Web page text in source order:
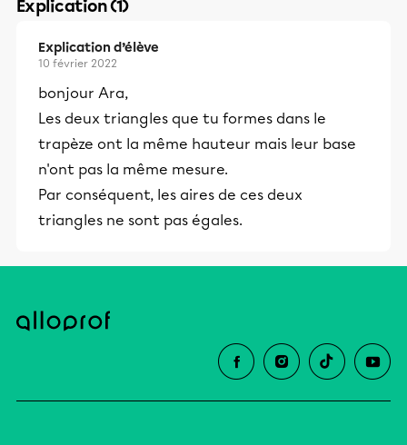
Explication (1)
Explication d’élève
10 février 2022
bonjour Ara,
Les deux triangles que tu formes dans le
trapèze ont la même hauteur mais leur base
n'ont pas la même mesure.
Par conséquent, les aires de ces deux
triangles ne sont pas égales.